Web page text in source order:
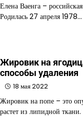
Елена Ваенга –
Родилась 27 апреля 1978…
Жировик на
способы удаления
18 мая 2022
Жировик на попе – это
растет из липидной